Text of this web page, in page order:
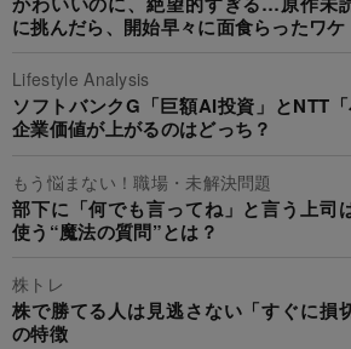
に挑んだら、開始早々に面食らったワケ
Lifestyle Analysis
ソフトバンクG「巨額AI投資」とNTT
企業価値が上がるのはどっち？
もう悩まない！職場・未解決問題
部下に「何でも言ってね」と言う上
使う“魔法の質問”とは？
株トレ
株で勝てる人は見逃さない「すぐに損
の特徴